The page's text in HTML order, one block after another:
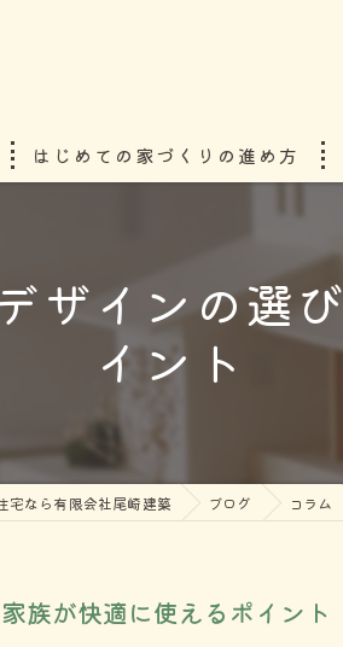
はじめての家づくりの進め方
ザインの選
イント
宅なら有限会社尾崎建築 ブログ コラム
族が快適に使えるポイント